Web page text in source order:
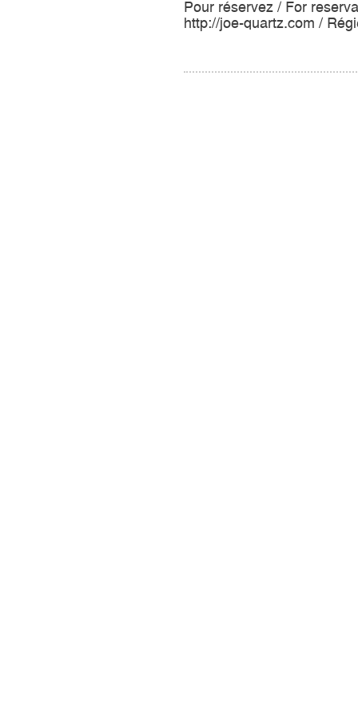
Pour réservez / For
http://joe-quartz.com /